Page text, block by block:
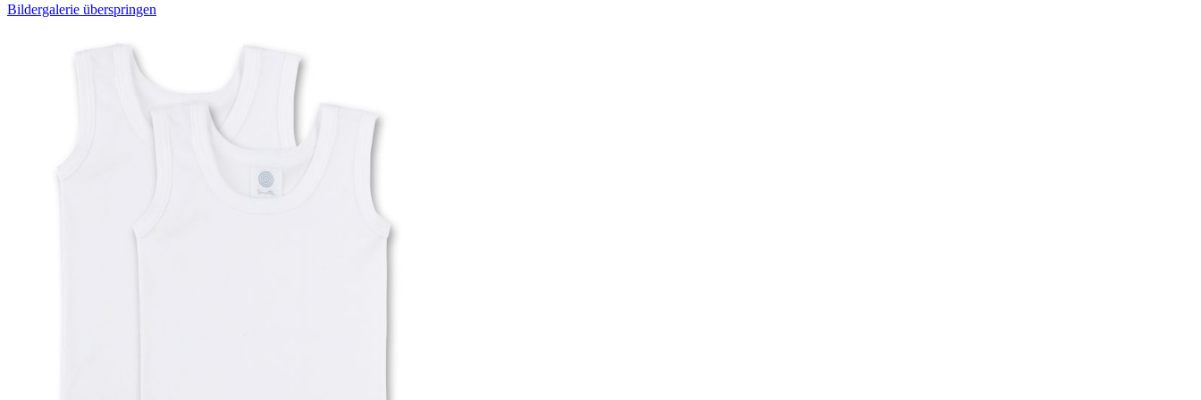
Bildergalerie überspringen